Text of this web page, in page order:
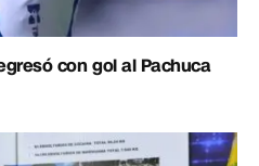
con gol al Pachuca